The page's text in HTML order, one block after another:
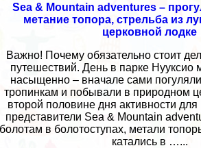
Sea & Mountain adventures –
метание топора, стрельба из
церковной лодке
Важно! Почему обязательно стоит
путешествий. День в парке Нууксио
насыщенно – вначале сами
тропинкам и побывали в природном
второй половине дня активности для
представители Sea & Mountain
болотам в болотоступах, метали
катались в …...